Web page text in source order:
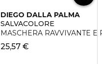
DIEGO DALLA PALMA
SALVACOLORE
MASCHERA RAVVIVANTE E
25,57 €